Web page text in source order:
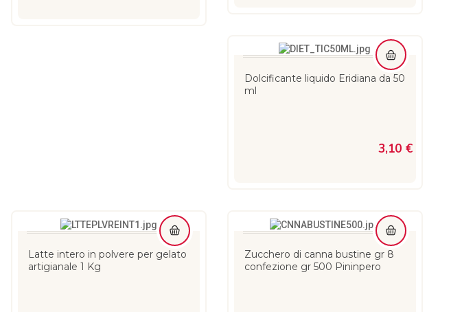
Dolcificante liquido Eridiana da 50
ml
3,10 €
Latte intero in polvere per gelato
artigianale 1 Kg
Zucchero di canna bustine gr 8
confezione gr 500 Pininpero